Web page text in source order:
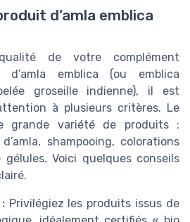
d’amla emblica
de votre complément
emblica (ou emblica
groseille indienne), il est
à plusieurs critères. Le
grande variété de produits :
shampooing, colorations
Voici quelques conseils
Privilégiez les produits issus de